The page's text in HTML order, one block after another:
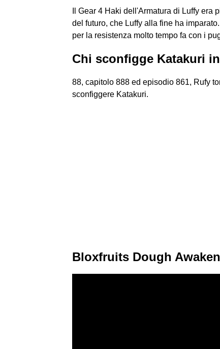
Il Gear 4 Haki dell'Armatura di Luffy
del futuro, che Luffy alla fine ha
per la resistenza molto tempo fa con i
Chi sconfigge Katakuri
88, capitolo 888 ed episodio 861, Rufy
sconfiggere Katakuri.
Bloxfruits Dough